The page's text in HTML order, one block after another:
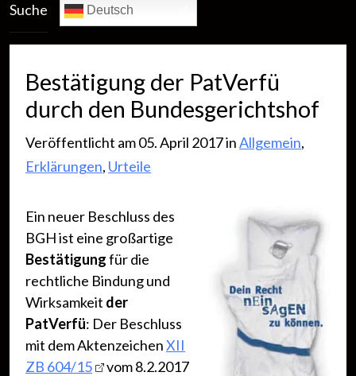
Suche Deutsch
Bestätigung der PatVerfü
durch den Bundesgerichtshof
Veröffentlicht am 05. April 2017 inAllgemein,
Erklärungen, Urteile
Ein neuer Beschluss des
BGH ist eine großartige
Bestätigungfür die
rechtliche Bindung und
Wirksamkeit der
PatVerfü: Der Beschluss
mit dem AktenzeichenXII
ZB 604/15
vom 8.2.2017